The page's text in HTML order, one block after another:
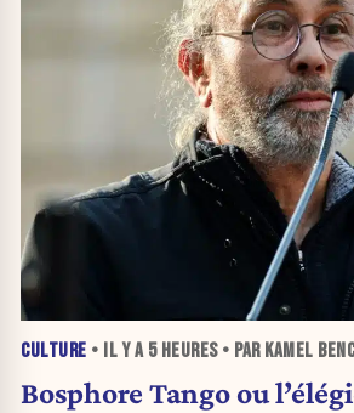
CULTURE • IL Y A 5 HEURES• PAR KAMEL
Bosphore Tango ou